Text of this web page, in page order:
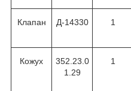
Клапан Д-14330 1
Кожух
352.23.0
1.29
1